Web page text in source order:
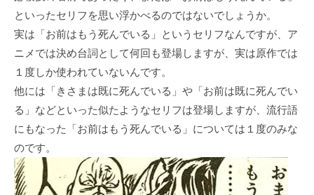
といったセリフを思い浮かべるのではないでしょうか。
実は「お前はもう死んでいる」というセリフなんですが、ア
ニメでは決め台詞として何回も登場しますが、実は原作では
１度しか使われていないんです。
他には「きさまは既に死んでいる」や「お前は既に死んでい
る」などといった似たようなセリフは登場しますが、流行語
にもなった「お前はもう死んでいる」については１度のみな
のです。